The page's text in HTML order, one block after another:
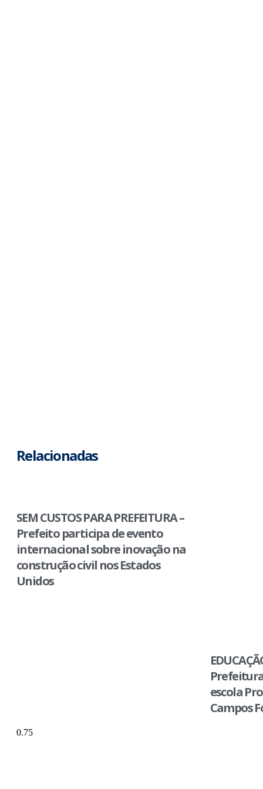
Relacionadas
SEM CUSTOS PARA PREFEITURA –
Prefeito participa de evento
internacional sobre inovação na
construção civil nos Estados
Unidos
escola
Campos